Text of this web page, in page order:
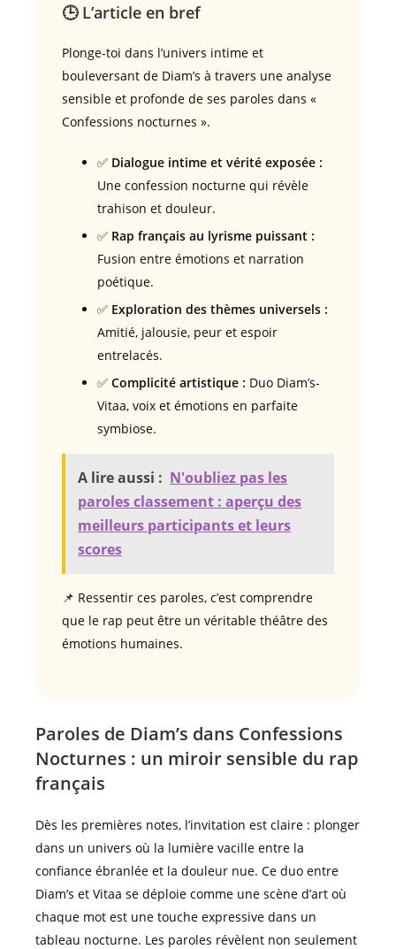
🕒 L’article en bref
Plonge-toi dans l’univers intime et
bouleversant de Diam’s à travers une analyse
sensible et profonde de ses paroles dans «
Confessions nocturnes ».
✅ Dialogue intime et vérité exposée :
Une confession nocturne qui révèle
trahison et douleur.
✅ Rap français au lyrisme puissant :
Fusion entre émotions et narration
poétique.
✅ Exploration des thèmes universels :
Amitié, jalousie, peur et espoir
entrelacés.
✅ Complicité artistique : Duo Diam’s-
Vitaa, voix et émotions en parfaite
symbiose.
A lire aussi : N'oubliez pas les
paroles classement : aperçu des
meilleurs participants et leurs
scores
📌 Ressentir ces paroles, c’est comprendre
que le rap peut être un véritable théâtre des
émotions humaines.
Paroles de Diam’s dans Confessions
Nocturnes : un miroir sensible du rap
français
Dès les premières notes, l’invitation est claire : plonger
dans un univers où la lumière vacille entre la
confiance ébranlée et la douleur nue. Ce duo entre
Diam’s et Vitaa se déploie comme une scène d’art où
chaque mot est une touche expressive dans un
tableau nocturne. Les paroles révèlent non seulement